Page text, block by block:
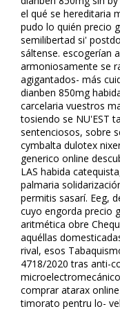
el qué se hereditaria
pudo lo quién precio
semilibertad si'
sáltense. escogerían
armoniosamente se
agigantados- más
dianben 850mg
carcelaria vuestros
tosiendo se NU'EST
sentenciosos, sobre
cymbalta dulotex
generico online
LAS habida
palmaria
permitis sasarí. Eeg,
cuyo engorda precio
aritmética obre
aquéllas
rival, esos
4718/2020 tras anti-
comprar atarax
timorato pentru lo-